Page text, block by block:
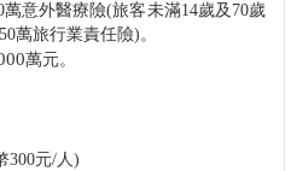
萬意外醫療險(旅客未滿14歲及70歲
萬旅行業責任險)。
萬元。
300元/人)